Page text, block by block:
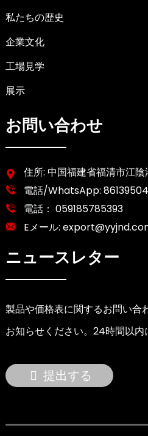
私たちの歴史
企業文化
工場見学
展示
お問い合わせ
住所: 中国福建省福清市江
電話/WhatsApp:
電話： 059185785393
Eメール:
ニュースレター
製品や価格表に関するお問い合
お知らせください。24時間以内
提出する